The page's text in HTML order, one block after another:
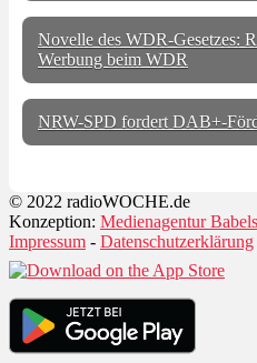
Novelle des WDR-Gesetzes:
Werbung beim WDR
NRW-SPD fordert DAB+-
© 2022 radioWOCHE.de
Konzeption: Medienagentur
Impressum - Datenschutzerklärung